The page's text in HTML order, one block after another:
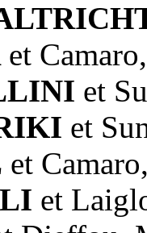
et
et
et
et
et